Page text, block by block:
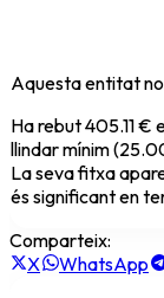
Aquesta entitat
Ha rebut405.11 €
llindar mínim
La seva fitxa
és significant en
Comparteix:
X
WhatsApp